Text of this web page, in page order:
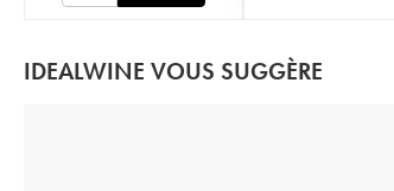
IDEALWINE VOUS SUGGÈRE